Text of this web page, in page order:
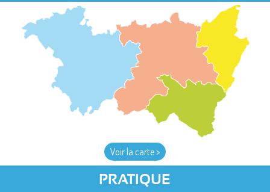
Voir la carte >
PRATIQUE